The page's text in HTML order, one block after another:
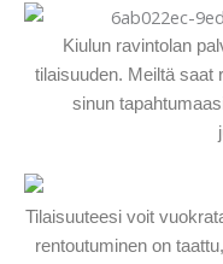
Kiulun ravintolan
tilaisuuden. Meiltä saat
sinun
Tilaisuuteesi voit
rentoutuminen on